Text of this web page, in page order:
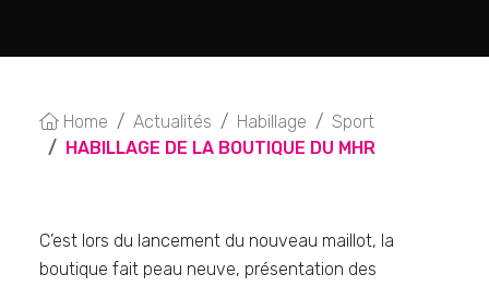
Home Actualités Habillage
Sport
HABILLAGE DE LA BOUTIQUE DU MHR
C’est lors du lancement du nouveau maillot, la
boutique fait peau neuve, présentation des